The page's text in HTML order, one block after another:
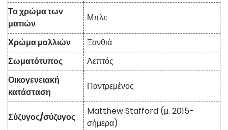
Το χρώμα των
ματιών
Μπλε
Χρώμα μαλλιών
Ξανθιά
Σωματότυπος
Λεπτός
Οικογενειακή
κατάσταση
Παντρεμένος
Σύζυγος/σύζυγος
Matthew Stafford (μ. 2015-
σήμερα)